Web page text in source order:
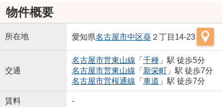
物件概要
所在地 愛知県名古屋市中区葵２丁目14-23
交通
名古屋市営東山線 「 千種」駅 徒歩5分
名古屋市営東山線 「 新栄町」駅 徒歩7分
名古屋市営桜通線 「 車道 」駅 徒歩7分
賃料 -